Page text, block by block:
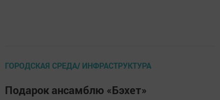
ГОРОДСКАЯ СРЕДА/ ИНФРАСТРУКТУРА
Подарок ансамблю «Бэхет»